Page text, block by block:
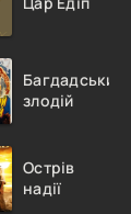
Багдадський
злодій
Острів
надії